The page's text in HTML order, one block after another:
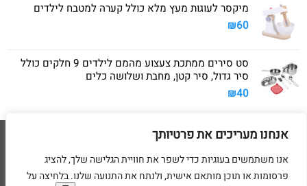
אנחנו מעריכים את פרטיותך
אנו משתמשים בעוגיות כדי לשפר את חוויית הגלישה שלך, להציג
פרסומות או תוכן מותאם אישית, ולנתח את התנועה שלנו. בלחיצה על
היה:
הוא:
מיקסר לעוגות מעץ מלא כולל קערה למטבח לילדים
₪60
סט סירים ממתכת צעצוע מהמם לילדים 9 חלקים כולל
סיר גדול, סיר קטן, מחבת ושלושה כלים
₪40
Visa
MasterCard
Express
2
דף הבית מדיניות משלוחים מדיניות החזרת מוצרים תקנון מדיניות פרטיות
הסדרי נגישות בקשת מחיקת פרטים אישיים